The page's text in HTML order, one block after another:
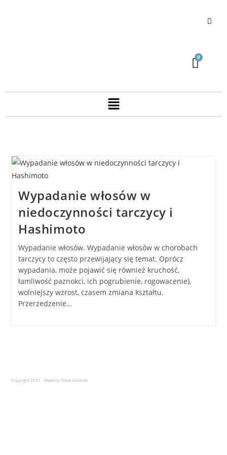
Wypadanie włosów w
niedoczynności tarczycy i
Hashimoto
Wypadanie włosów. Wypadanie włosów w chorobach
tarczycy to często przewijający się temat. Oprócz
wypadania, może pojawić się również kruchość,
łamliwość paznokci, ich pogrubienie, rogowacenie),
wolniejszy wzrost, czasem zmiana kształtu.
Przerzedzenie…
Copyright 2021 - Made by Oskar Łoziński